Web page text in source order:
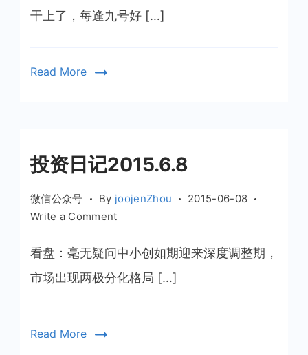
日
记
干上了，每逢九号好 […]
Read More
投资日记2015.6.8
微信公众号 By joojenZhou
2015-06-08
Write a Commenton
资
日
记
看盘：毫无疑问中小创如期迎来深度调整期，
市场出现两极分化格局 […]
Read More